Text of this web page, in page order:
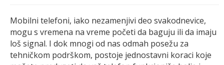
Mobilni telefoni, iako nezamenjivi deo svakodnevice,
mogu s vremena na vreme početi da baguju ili da imaju
loš signal. I dok mnogi od nas odmah posežu za
tehničkom podrškom, postoje jednostavni koraci koje